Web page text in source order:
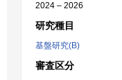
2024 – 2026
研究種目
基盤研究(B)
審査区分